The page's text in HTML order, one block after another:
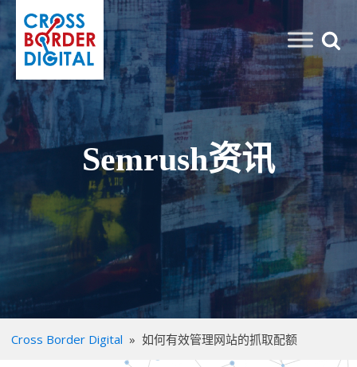
Semrush资讯
Cross Border Digital » 如何有效管理网站的抓取配额